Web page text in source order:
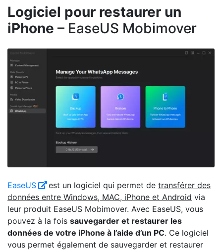
Logiciel pour restaurer un
iPhone – EaseUS Mobimover
EaseUS est un logiciel qui permet de transférer des
données entre Windows, MAC, iPhone et Android via
leur produit EaseUS Mobimover. Avec EaseUS, vous
pouvez à la fois sauvegarder et restaurer les
données de votre iPhone à l’aide d’un PC. Ce logiciel
vous permet également de sauvegarder et restaurer